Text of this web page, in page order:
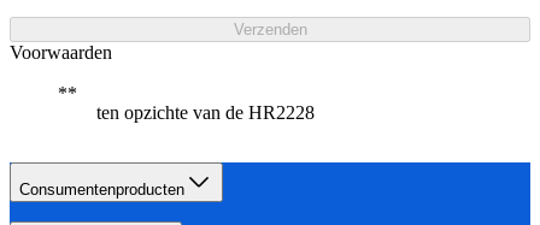
Verzenden
Voorwaarden
ten opzichte van de HR2228
Consumentenproducten